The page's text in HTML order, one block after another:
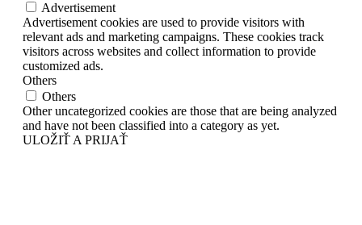
Advertisement
Advertisement cookies are used to provide visitors with
relevant ads and marketing campaigns. These cookies track
visitors across websites and collect information to provide
customized ads.
Others
Others
Other uncategorized cookies are those that are being analyzed
and have not been classified into a category as yet.
ULOŽIŤ A PRIJAŤ